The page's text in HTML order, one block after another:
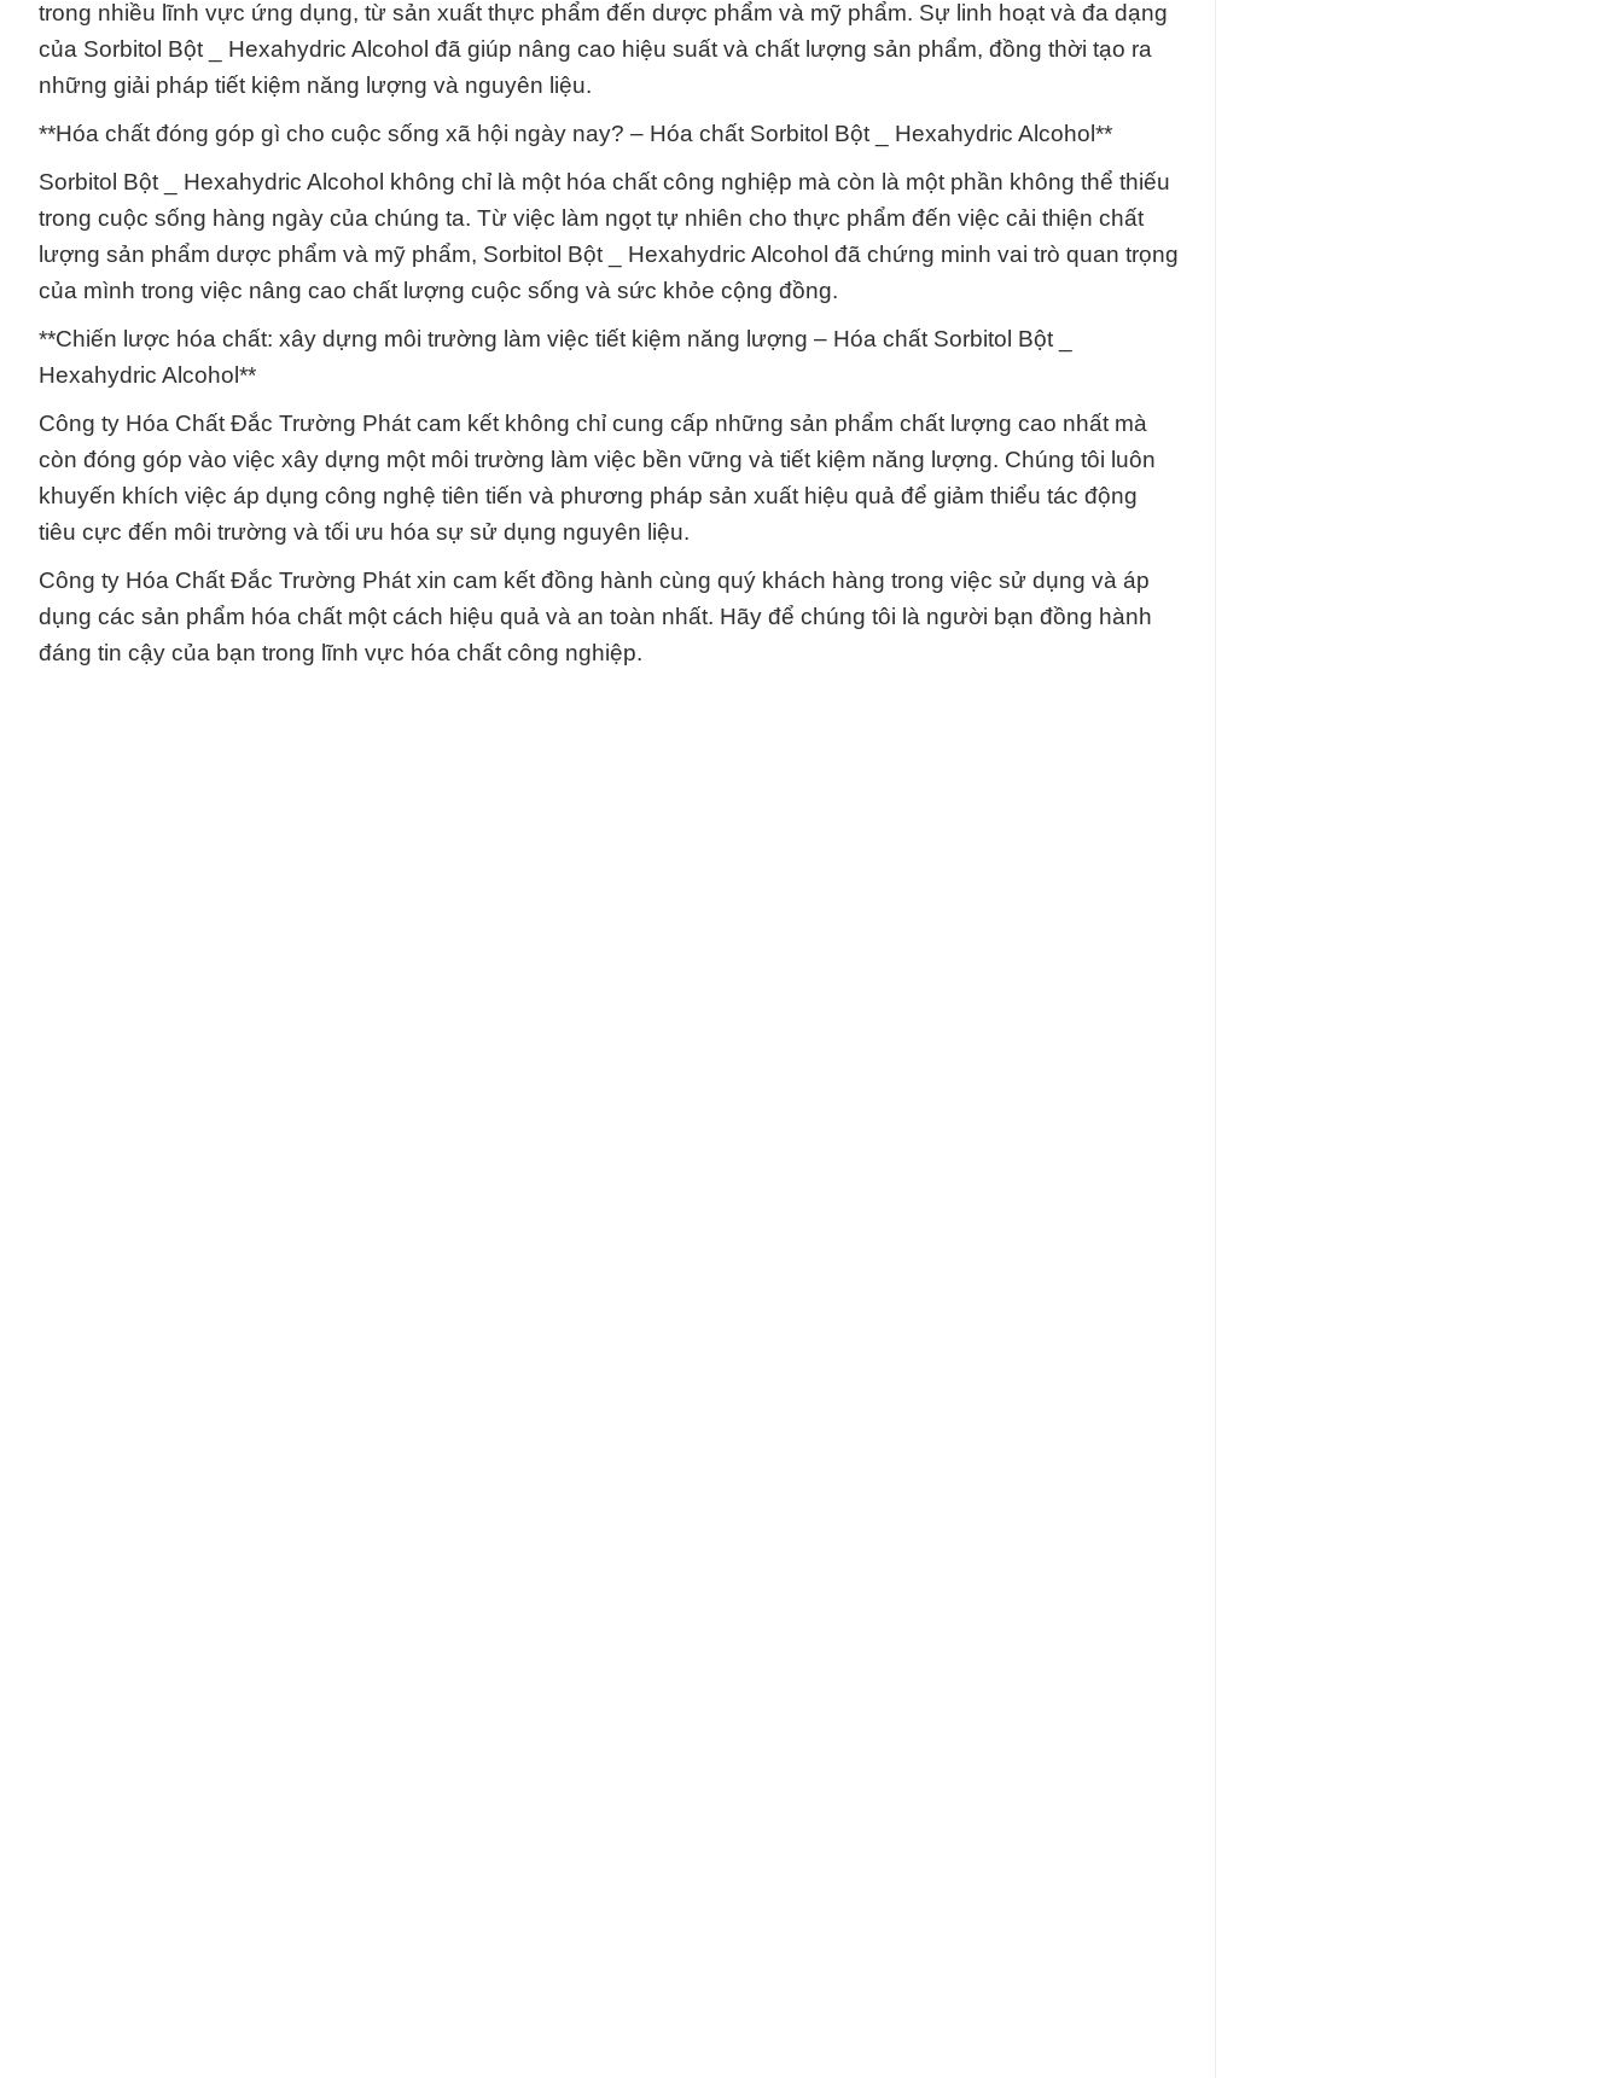
trong nhiều lĩnh vực ứng dụng, từ sản xuất thực phẩm đến dược phẩm và mỹ phẩm. Sự linh hoạt và đa dạng
của Sorbitol Bột _ Hexahydric Alcohol đã giúp nâng cao hiệu suất và chất lượng sản phẩm, đồng thời tạo ra
những giải pháp tiết kiệm năng lượng và nguyên liệu.
**Hóa chất đóng góp gì cho cuộc sống xã hội ngày nay? – Hóa chất Sorbitol Bột _ Hexahydric Alcohol**
Sorbitol Bột _ Hexahydric Alcohol không chỉ là một hóa chất công nghiệp mà còn là một phần không thể thiếu
trong cuộc sống hàng ngày của chúng ta. Từ việc làm ngọt tự nhiên cho thực phẩm đến việc cải thiện chất
lượng sản phẩm dược phẩm và mỹ phẩm, Sorbitol Bột _ Hexahydric Alcohol đã chứng minh vai trò quan trọng
của mình trong việc nâng cao chất lượng cuộc sống và sức khỏe cộng đồng.
**Chiến lược hóa chất: xây dựng môi trường làm việc tiết kiệm năng lượng – Hóa chất Sorbitol Bột _
Hexahydric Alcohol**
Công ty Hóa Chất Đắc Trường Phát cam kết không chỉ cung cấp những sản phẩm chất lượng cao nhất mà
còn đóng góp vào việc xây dựng một môi trường làm việc bền vững và tiết kiệm năng lượng. Chúng tôi luôn
khuyến khích việc áp dụng công nghệ tiên tiến và phương pháp sản xuất hiệu quả để giảm thiểu tác động
tiêu cực đến môi trường và tối ưu hóa sự sử dụng nguyên liệu.
Công ty Hóa Chất Đắc Trường Phát xin cam kết đồng hành cùng quý khách hàng trong việc sử dụng và áp
dụng các sản phẩm hóa chất một cách hiệu quả và an toàn nhất. Hãy để chúng tôi là người bạn đồng hành
đáng tin cậy của bạn trong lĩnh vực hóa chất công nghiệp.